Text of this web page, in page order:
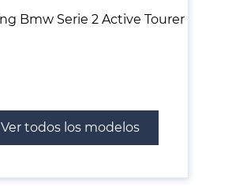
Ver todos los modelos